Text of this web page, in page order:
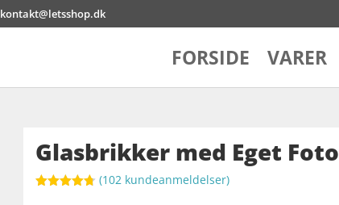
kontakt@letsshop.dk
FORSIDE VARER
Glasbrikker med Eget Foto
(102 kundeanmeldelser)